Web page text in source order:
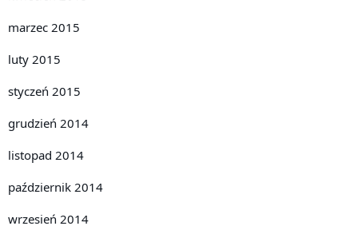
marzec 2015
luty 2015
styczeń 2015
grudzień 2014
listopad 2014
październik 2014
wrzesień 2014